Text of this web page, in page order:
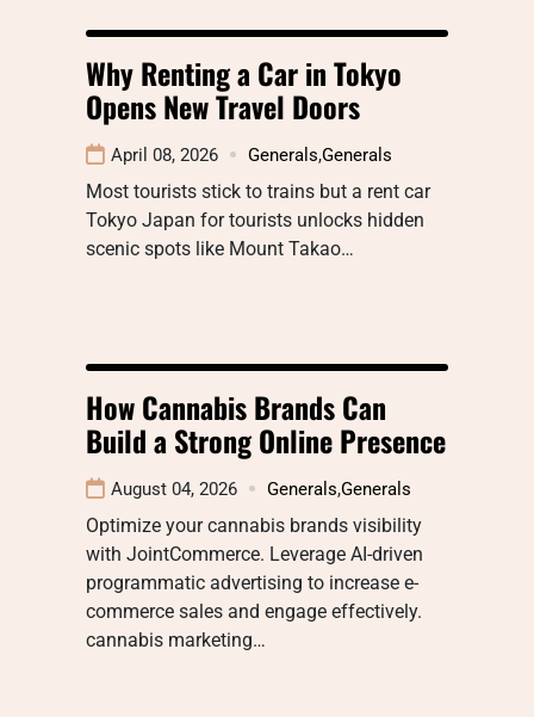
Why Renting a Car in Tokyo
Opens New Travel Doors
April 08, 2026 Generals,Generals
Most tourists stick to trains but a rent car
Tokyo Japan for tourists unlocks hidden
scenic spots like Mount Takao…
How Cannabis Brands Can
Build a Strong Online Presence
August 04, 2026 Generals,Generals
Optimize your cannabis brands visibility
with JointCommerce. Leverage AI-driven
programmatic advertising to increase e-
commerce sales and engage effectively.
cannabis marketing…